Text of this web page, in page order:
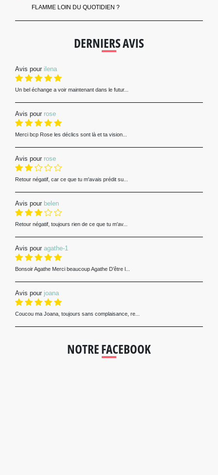
FLAMME LOIN DU QUOTIDIEN ?
DERNIERS AVIS
Avis pour ilena
Un bel échange a voir maintenant dans le futur...
Avis pour rose
Merci bcp Rose les déclics sont là et ta vision...
Avis pour rose
Retour négatif, car ce que tu m'avais prédit su...
Avis pour belen
Retour négatif, toujours rien de ce que tu m'av...
Avis pour agathe-1
Bonsoir Agathe Merci beaucoup Agathe D’être l...
Avis pour joana
Coucou ma Joana, toujours sans complaisance, re...
NOTRE FACEBOOK